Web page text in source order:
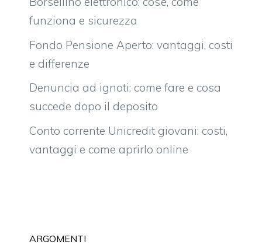
funziona e sicurezza
Fondo Pensione Aperto: vantaggi, costi
e differenze
Denuncia ad ignoti: come fare e cosa
succede dopo il deposito
Conto corrente Unicredit giovani: costi,
vantaggi e come aprirlo online
ARGOMENTI